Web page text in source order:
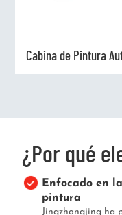
Cabina de Pintura
¿Por qué
Enfocado en
pintura
Jingzhongjing ha